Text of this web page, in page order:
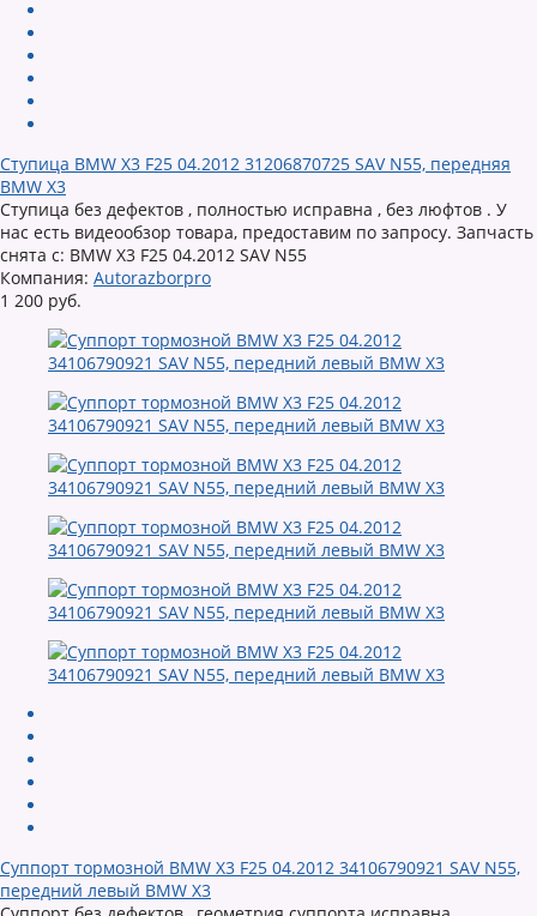
Ступица BMW X3 F25 04.2012 31206870725 SAV N55, передняя
BMW X3
Ступица без дефектов , полностью исправна , без люфтов . У
нас есть видеообзор товара, предоставим по запросу. Запчасть
снята с: BMW X3 F25 04.2012 SAV N55
Компания: Autorazborpro
1 200 руб.
Суппорт тормозной BMW X3 F25 04.2012 34106790921 SAV N55,
передний левый BMW X3